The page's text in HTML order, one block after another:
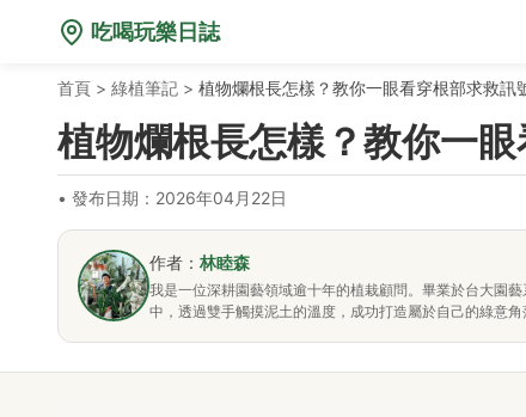
吃喝玩樂日誌
首頁 > 綠植筆記 > 植物爛根長怎樣？教你一眼看穿根部求救訊
植物爛根長怎樣？教你一
• 發布日期：2026年04月22日
作者： 林睦森
我是一位深耕園藝領域逾十年的植栽顧問。畢業於台大園
中，透過雙手觸摸泥土的溫度，成功打造屬於自己的綠意角